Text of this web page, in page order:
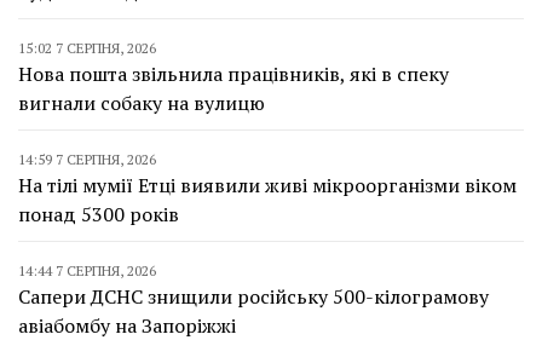
15:02 7 СЕРПНЯ, 2026
Нова пошта звільнила працівників, які в спеку
вигнали собаку на вулицю
14:59 7 СЕРПНЯ, 2026
На тілі мумії Етці виявили живі мікроорганізми віком
понад 5300 років
14:44 7 СЕРПНЯ, 2026
Сапери ДСНС знищили російську 500-кілограмову
авіабомбу на Запоріжжі